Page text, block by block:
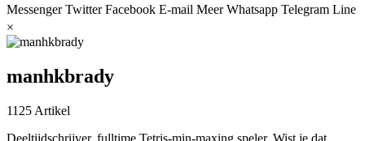
Messenger Twitter Facebook E-mail Meer Whatsapp Telegram Line
×
manhkbrady
1125 Artikel
Deeltijdschrijver, fulltime Tetris-min-maxing speler. Wist je dat